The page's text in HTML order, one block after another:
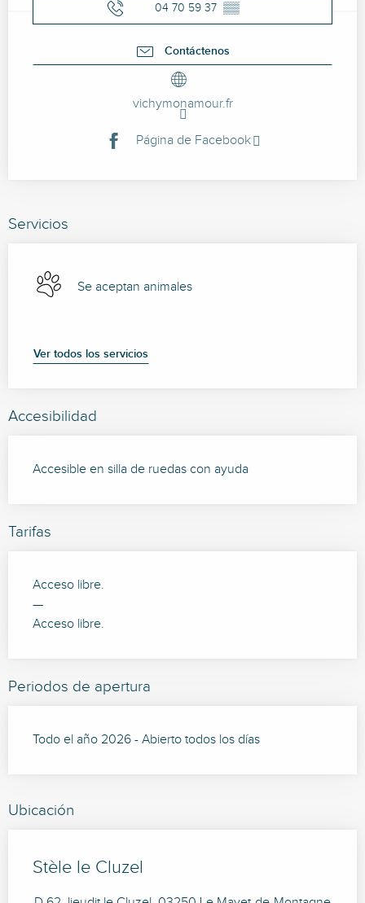
04 70 59 37 ▒▒
Contáctenos
vichymonamour.fr
Página de Facebook
Servicios
Se aceptan animales
Ver todos los servicios
Accesibilidad
Accesible en silla de ruedas con ayuda
Tarifas
Acceso libre.
—
Acceso libre.
Periodos de apertura
Todo el año 2026 - Abierto todos los días
Ubicación
Stèle le Cluzel